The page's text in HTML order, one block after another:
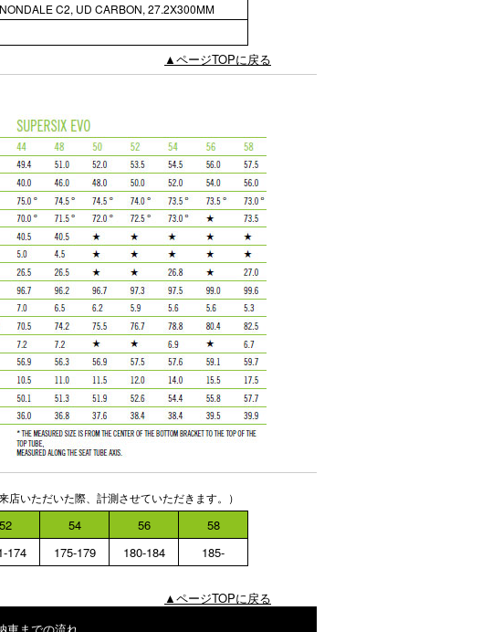
C2, UD CARBON, 27.2X300MM
▲ページTOPに戻る
店いただいた際、計測させていただきます。）
52 54 56
58
174 175-179 180-184 185-
▲ページTOPに戻る